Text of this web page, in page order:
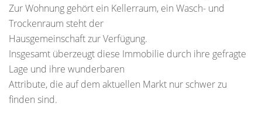
Zur Wohnung gehört ein Kellerraum, ein Wasch- und
Trockenraum steht der
Hausgemeinschaft zur Verfügung.
Insgesamt überzeugt diese Immobilie durch ihre gefragte
Lage und ihre wunderbaren
Attribute, die auf dem aktuellen Markt nur schwer zu
finden sind.